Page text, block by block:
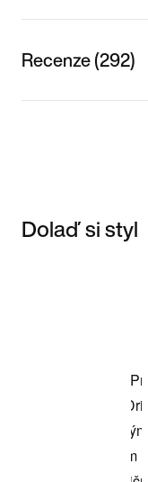
Recenze (292)
Dolaď si styl